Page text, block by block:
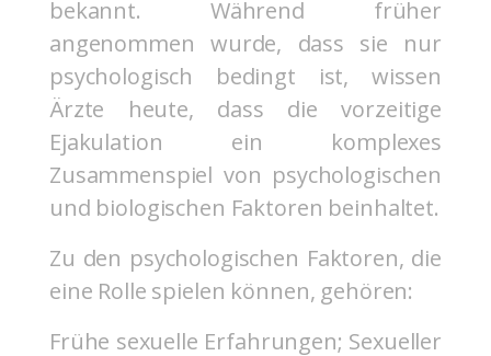
bekannt. Während früher
angenommen wurde, dass sie nur
psychologisch bedingt ist, wissen
Ärzte heute, dass die vorzeitige
Ejakulation ein komplexes
Zusammenspiel von psychologischen
und biologischen Faktoren beinhaltet.
Zu den psychologischen Faktoren, die
eine Rolle spielen können, gehören:
Frühe sexuelle Erfahrungen; Sexueller